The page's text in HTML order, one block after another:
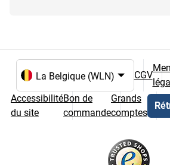
Choix de la langue et du pays
CGV
Accessibilité
du site
Bon de
commande
Grands
comptes